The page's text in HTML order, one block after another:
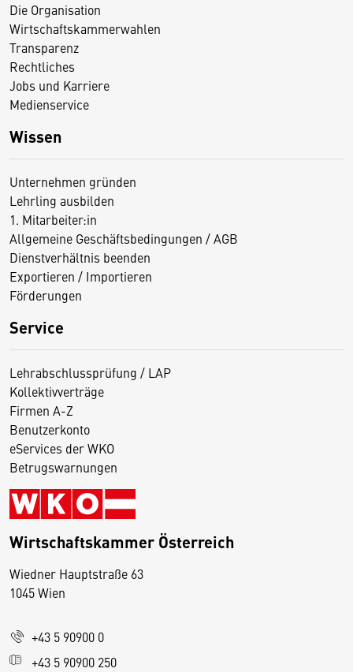
Die Organisation
Wirtschaftskammerwahlen
Transparenz
Rechtliches
Jobs und Karriere
Medienservice
Wissen
Unternehmen gründen
Lehrling ausbilden
1. Mitarbeiter:in
Allgemeine Geschäftsbedingungen / AGB
Dienstverhältnis beenden
Exportieren / Importieren
Förderungen
Service
Lehrabschlussprüfung / LAP
Kollektivverträge
Firmen A-Z
Benutzerkonto
eServices der WKO
Betrugswarnungen
Wirtschaftskammer Österreich
Wiedner Hauptstraße 63
1045 Wien
+43 5 90900 0
+43 5 90900 250
D
s
e